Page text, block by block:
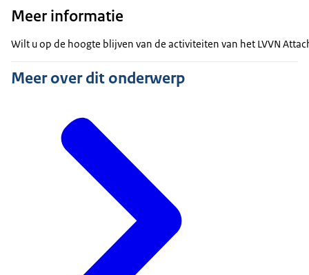
Meer informatie
Wilt u op de hoogte blijven van de activiteiten van het LVVN
Meer over dit onderwerp